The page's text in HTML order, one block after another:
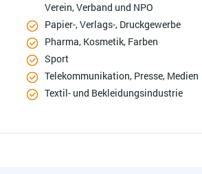
Verein, Verband und NPO
Papier-, Verlags-, Druckgewerbe
Pharma, Kosmetik, Farben
Sport
Telekommunikation, Presse, Medien
Textil- und Bekleidungsindustrie